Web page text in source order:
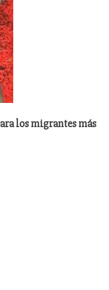
los migrantes más